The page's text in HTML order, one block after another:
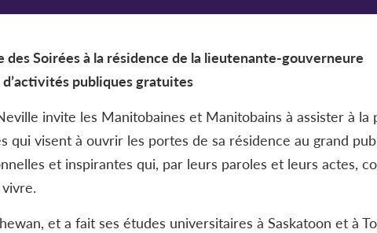
des Soirées à la résidence de la lieutenante-gouverneure
d’activités publiques gratuites
invite les Manitobaines et Manitobains à assister à la
qui visent à ouvrir les portes de sa résidence au grand
et inspirantes qui, par leurs paroles et leurs actes,
et a fait ses études universitaires à Saskatoon et à